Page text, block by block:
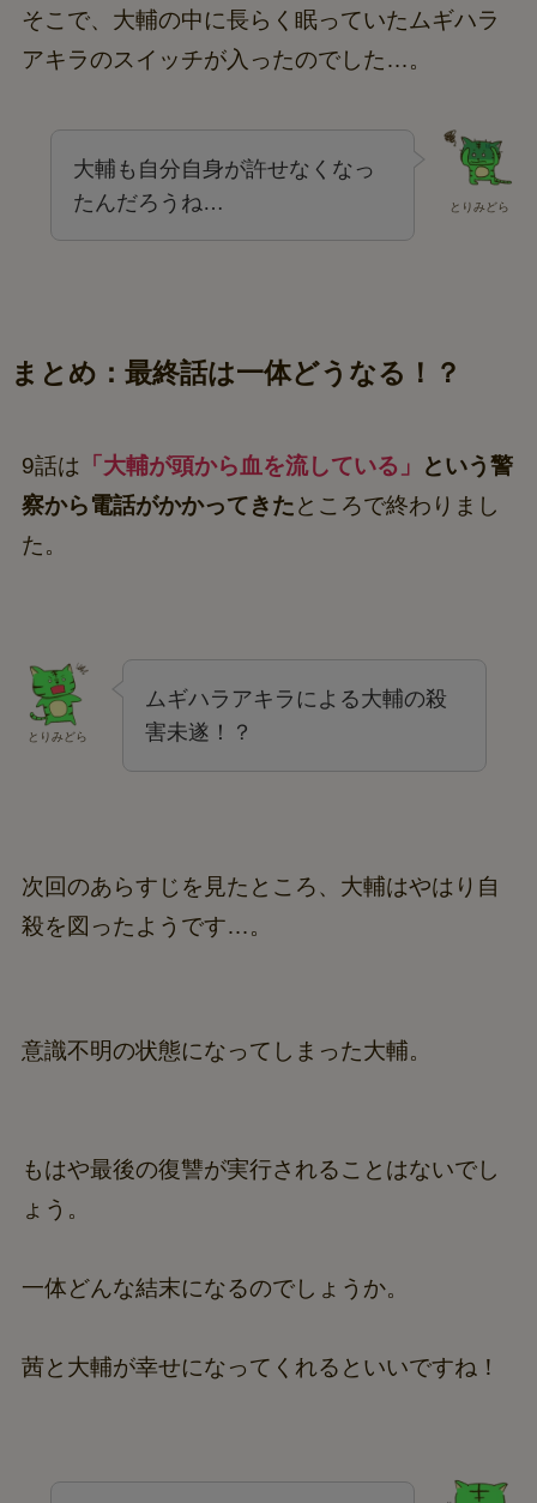
そこで、大輔の中に長らく眠っていたムギハラ
アキラのスイッチが入ったのでした…。
とりみどら
大輔も自分自身が許せなくなっ
たんだろうね…
まとめ：最終話は一体どうなる！？
9話は 「大輔が頭から血を流している」
という警
察から電話がかかってきたところで終わりまし
た。
とりみどら
ムギハラアキラによる大輔の殺
害未遂！？
次回のあらすじを見たところ、大輔はやはり自
殺を図ったようです…。
意識不明の状態になってしまった大輔。
もはや最後の復讐が実行されることはないでし
ょう。
一体どんな結末になるのでしょうか。
茜と大輔が幸せになってくれるといいですね！